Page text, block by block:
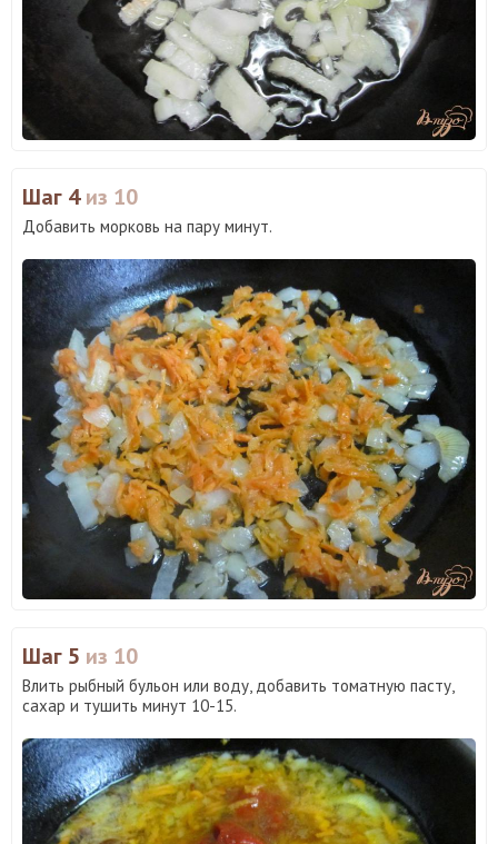
Шаг 4из 10
Добавить морковь на пару минут.
Шаг 5 из 10
Влить рыбный бульон или воду, добавить томатную пасту,
сахар и тушить минут 10-15.